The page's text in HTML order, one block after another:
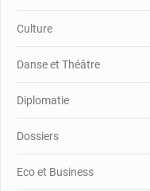
Culture
Danse et Théâtre
Diplomatie
Dossiers
Eco et Business